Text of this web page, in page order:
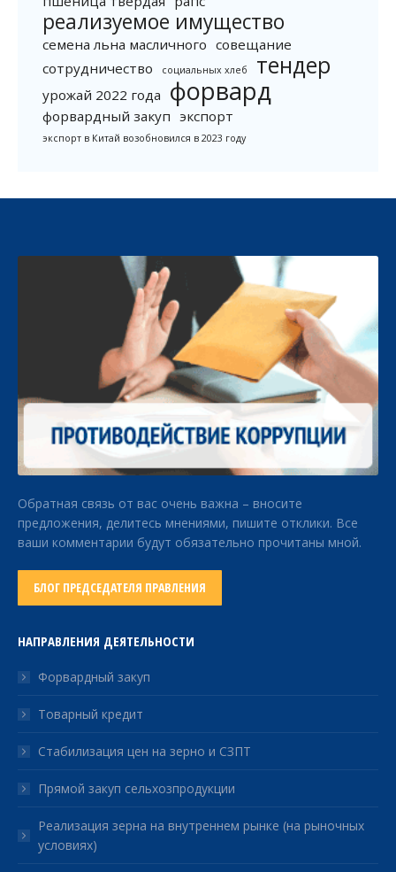
реализуемое имущество
семена льна масличного совещание
сотрудничество
социальных хлеб тендер
урожай 2022 года форвард
форвардный закуп экспорт
экспорт в Китай возобновился в 2023 году
Обратная связь от вас очень важна – вносите
предложения, делитесь мнениями, пишите отклики. Все
ваши комментарии будут обязательно прочитаны мной.
БЛОГ ПРЕДСЕДАТЕЛЯ ПРАВЛЕНИЯ
НАПРАВЛЕНИЯ ДЕЯТЕЛЬНОСТИ
Форвардный закуп
Товарный кредит
Стабилизация цен на зерно и СЗПТ
Прямой закуп сельхозпродукции
Реализация зерна на внутреннем рынке (на рыночных
условиях)